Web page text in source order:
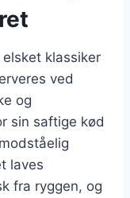
klassiker
ved
og
sin saftige kød
laves
fra ryggen, og